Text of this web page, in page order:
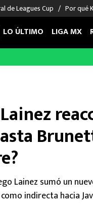
de Leagues Cup Por qué
Mexicana
League
League
Memo
Edson
LO ÚLTIMO LIGA MX
Lainez sumó un
indirecta hacia